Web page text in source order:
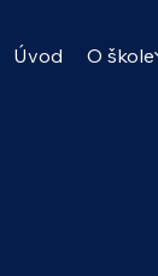
Úvod O škole